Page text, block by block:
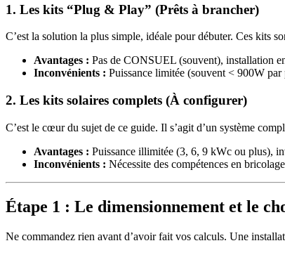
1. Les kits “Plug & Play” (Prêts à brancher)
C’est la solution la plus simple, idéale pour débuter. Ces kits
Avantages : Pas de CONSUEL (souvent), installation
Inconvénients : Puissance limitée (souvent < 900W
2. Les kits solaires complets (À configurer)
C’est le cœur du sujet de ce guide. Il s’agit d’un système
Avantages : Puissance illimitée (3, 6, 9 kWc ou plus),
Inconvénients : Nécessite des compétences en
Étape 1 : Le dimensionnement et le
Ne commandez rien avant d’avoir fait vos calculs. Une